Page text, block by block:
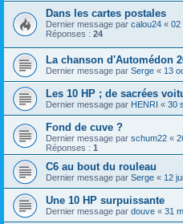
Dans les cartes postales
Dernier message par calou24 « 02
Réponses : 24
La chanson d'Automédon
Dernier message par Serge « 13
Les 10 HP ; de sacrées
Dernier message par HENRI « 30
Fond de cuve ?
Dernier message par schum22 «
Réponses : 1
C6 au bout du rouleau
Dernier message par Serge « 12
Une 10 HP surpuissante
Dernier message par douve « 31